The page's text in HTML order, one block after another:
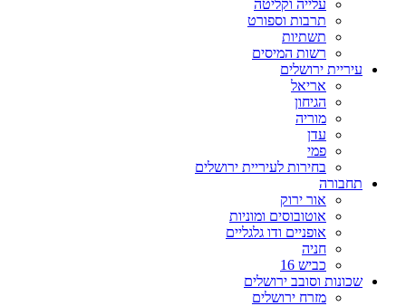
עלייה וקליטה
תרבות וספורט
תשתיות
רשות המיסים
עיריית ירושלים
אריאל
הגיחון
מוריה
עדן
פמי
בחירות לעיריית ירושלים
תחבורה
אור ירוק
אוטובוסים ומוניות
אופניים ודו גלגליים
חניה
כביש 16
שכונות וסובב ירושלים
מזרח ירושלים